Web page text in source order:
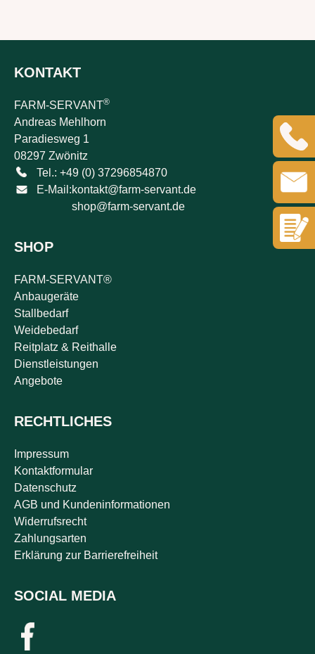
KONTAKT
FARM-SERVANT®
Andreas Mehlhorn
Paradiesweg 1
08297 Zwönitz
Tel.: +49 (0) 37296854870
E-Mail:kontakt@farm-servant.de
shop@farm-servant.de
SHOP
FARM-SERVANT®
Anbaugeräte
Stallbedarf
Weidebedarf
Reitplatz & Reithalle
Dienstleistungen
Angebote
RECHTLICHES
Impressum
Kontaktformular
Datenschutz
AGB und Kundeninformationen
Widerrufsrecht
Zahlungsarten
Erklärung zur Barrierefreiheit
SOCIAL MEDIA